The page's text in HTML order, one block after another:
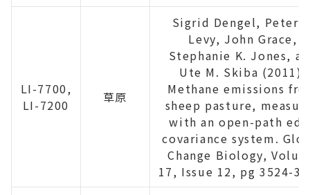
LI-7700,
LI-7200
草原
Sigrid Dengel, Peter
Levy, John Grace,
Stephanie K. Jones,
Ute M. Skiba (2011),
Methane emissions
sheep pasture,
with an open-path
covariance system.
Change Biology,
17, Issue 12, pg 3524-